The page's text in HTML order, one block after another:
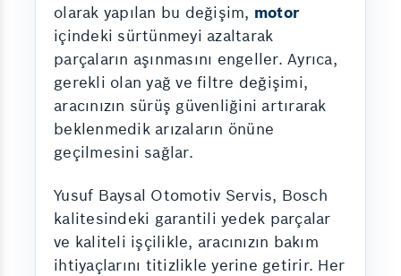
olarak yapılan bu değişim, motor
içindeki sürtünmeyi azaltarak
parçaların aşınmasını engeller. Ayrıca,
gerekli olan yağ ve filtre değişimi,
aracınızın sürüş güvenliğini artırarak
beklenmedik arızaların önüne
geçilmesini sağlar.
Yusuf Baysal Otomotiv Servis, Bosch
kalitesindeki garantili yedek parçalar
ve kaliteli işçilikle, aracınızın bakım
ihtiyaçlarını titizlikle yerine getirir. Her